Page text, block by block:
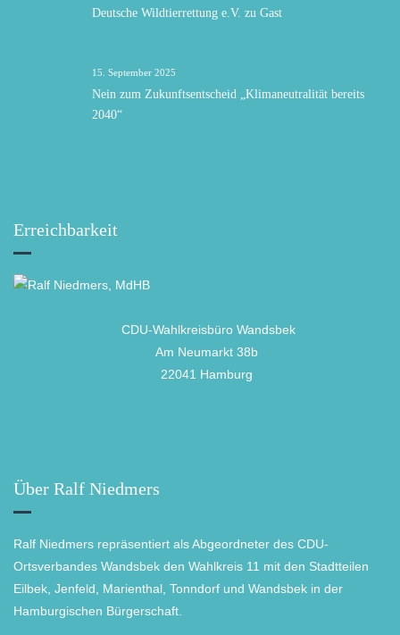
Deutsche Wildtierrettung e.V. zu Gast
15. September 2025
Nein zum Zukunftsentscheid „Klimaneutralität bereits
2040“
Erreichbarkeit
CDU-Wahlkreisbüro Wandsbek
Am Neumarkt 38b
22041 Hamburg
Über Ralf Niedmers
Ralf Niedmers repräsentiert als Abgeordneter des CDU-
Ortsverbandes Wandsbek den Wahlkreis 11 mit den Stadtteilen
Eilbek, Jenfeld, Marienthal, Tonndorf und Wandsbek in der
Hamburgischen Bürgerschaft.